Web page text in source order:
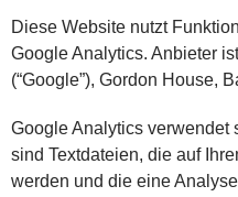
Diese Website nutzt
Google Analytics. Anbieter
(“Google”), Gordon House,
Google Analytics verwendet
sind Textdateien, die auf
werden und die eine